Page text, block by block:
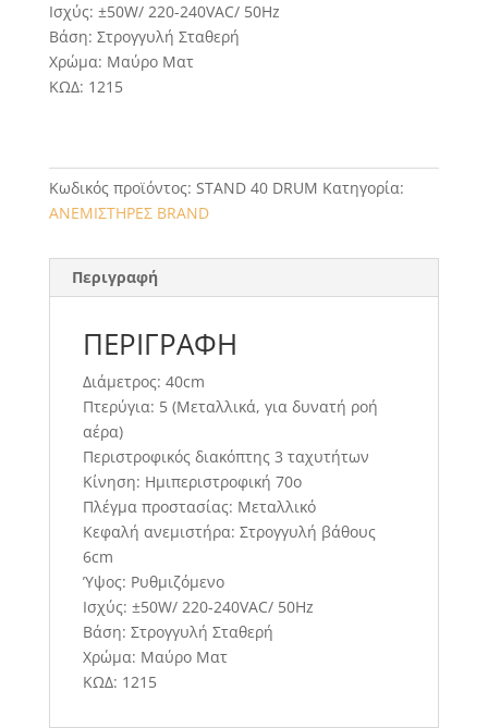
Ισχύς: ±50W/ 220-240VAC/ 50Hz
Βάση: Στρογγυλή Σταθερή
Χρώμα: Μαύρο Ματ
ΚΩΔ: 1215
Κωδικός προϊόντος: STAND 40 DRUM Κατηγορία:
ΑΝΕΜΙΣΤΗΡΕΣ BRAND
Περιγραφή
ΠΕΡΙΓΡΑΦΉ
Διάμετρος: 40cm
Πτερύγια: 5 (Μεταλλικά, για δυνατή ροή
αέρα)
Περιστροφικός διακόπτης 3 ταχυτήτων
Κίνηση: Hμιπεριστροφική 70ο
Πλέγμα προστασίας: Μεταλλικό
Κεφαλή ανεμιστήρα: Στρογγυλή βάθους
6cm
Ύψος: Ρυθμιζόμενο
Ισχύς: ±50W/ 220-240VAC/ 50Hz
Βάση: Στρογγυλή Σταθερή
Χρώμα: Μαύρο Ματ
ΚΩΔ: 1215